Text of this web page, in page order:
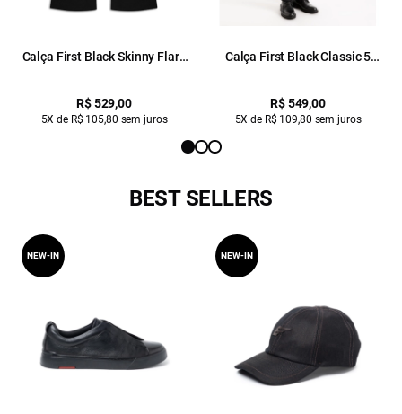
Calça First Black Skinny Flare
R$ 529,00
5X de R$ 105,80 sem juros
Calça First Black Classic 5
R$ 549,00
5X de R$ 109,80 sem juros
BEST SELLERS
NEW-IN NEW-IN